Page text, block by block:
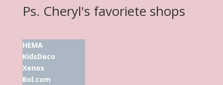
Ps. Cheryl's favoriete shops
HEMA
KidsDeco
Xenos
Bol.com